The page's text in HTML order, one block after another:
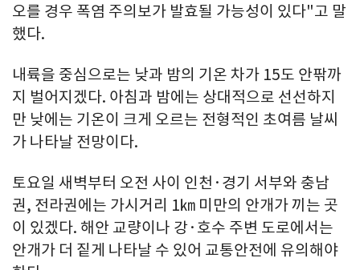
오를 경우 폭염 주의보가 발효될 가능성이 있다"고 말
했다.
내륙을 중심으로는 낮과 밤의 기온 차가 15도 안팎까
지 벌어지겠다. 아침과 밤에는 상대적으로 선선하지
만 낮에는 기온이 크게 오르는 전형적인 초여름 날씨
가 나타날 전망이다.
토요일 새벽부터 오전 사이 인천·경기 서부와 충남
권, 전라권에는 가시거리 1㎞ 미만의 안개가 끼는 곳
이 있겠다. 해안 교량이나 강·호수 주변 도로에서는
안개가 더 짙게 나타날 수 있어 교통안전에 유의해야